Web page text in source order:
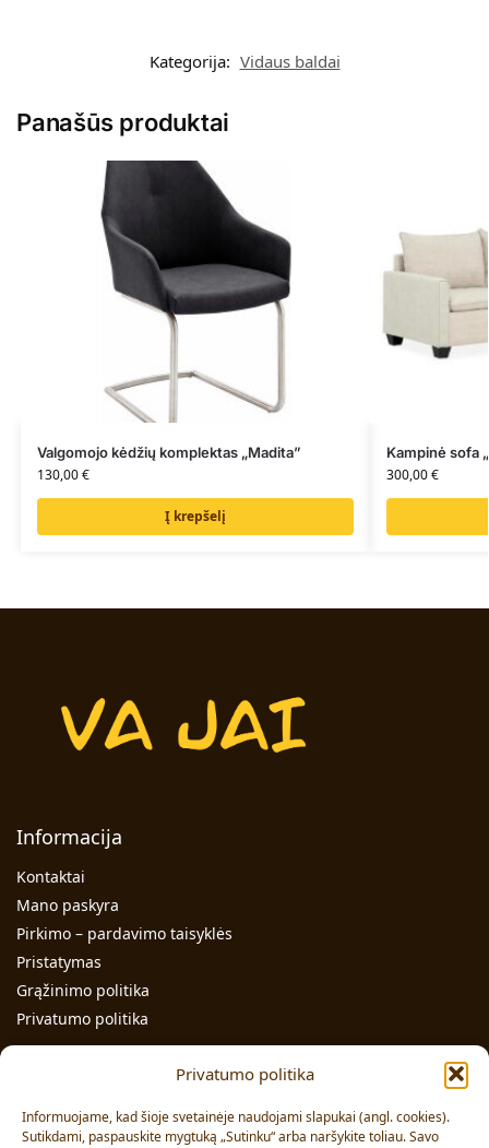
Privatumo politika
Informuojame, kad šioje svetainėje naudojami slapukai (angl. cookies).
Sutikdami, paspauskite mygtuką „Sutinku“ arba naršykite toliau. Savo
Kategorija: Vidaus baldai
Panašūs produktai
Valgomojo kėdžių komplektas „Madita”
130,00€
Į krepšelį
Kampinė sofa
300,00€
Informacija
Kontaktai
Mano paskyra
Pirkimo – pardavimo taisyklės
Pristatymas
Grąžinimo politika
Privatumo politika
Individualios veiklos pažymos Nr.: 991331
Adresas: Volungės g. 23-18, LT-63176, Alytus